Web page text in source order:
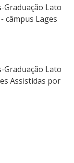
Graduação Lato
câmpus Lages
Graduação Lato
Assistidas por